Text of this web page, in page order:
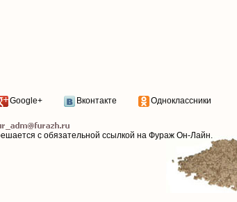
Google+ Вконтакте Одноклассники
с обязательной ссылкой на Фураж Он-Лайн.